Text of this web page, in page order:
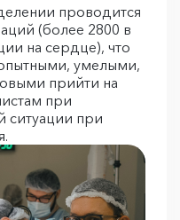
проводится
(более 2800 в
на сердце), что
умелыми,
прийти на
при
ситуации при